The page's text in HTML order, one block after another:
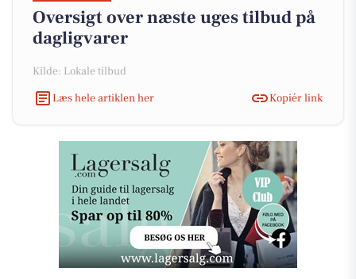
Oversigt over næste uges tilbud på
dagligvarer
Kilde: Lokale tilbud
Læs hele artiklen her
Kopiér link